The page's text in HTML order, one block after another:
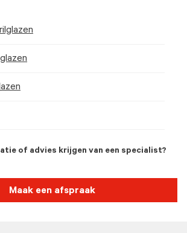
of advies krijgen van een specialist?
Maak een afspraak